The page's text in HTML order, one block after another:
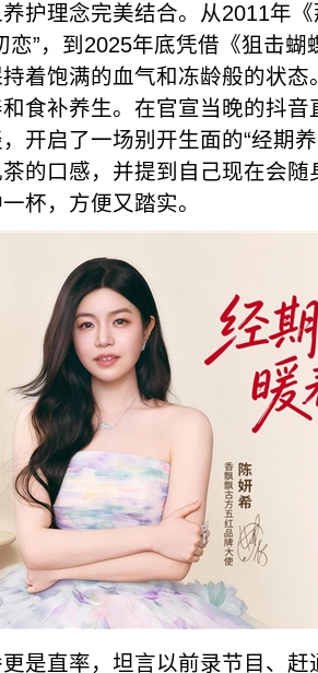
护理念完美结合。从2011年
恋”，到2025年底凭借《狙击
着饱满的血气和冻龄般的状
食补养生。在官宣当晚的抖
开启了一场别开生面的“经期
的口感，并提到自己现在会
杯，方便又踏实。
是直率，坦言以前录节目、